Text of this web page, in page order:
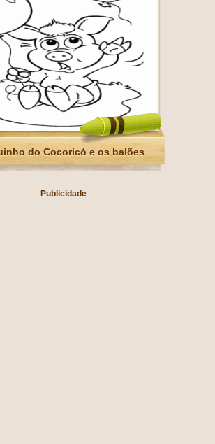
do Cocoricó e os balões
Publicidade